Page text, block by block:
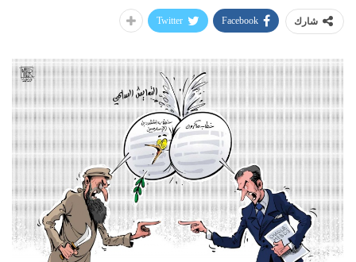
شارك Facebook
Twitter